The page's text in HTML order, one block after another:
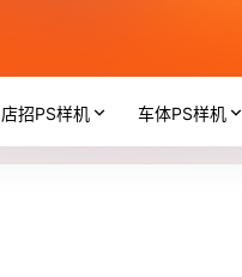
店招PS样机 车体PS样机